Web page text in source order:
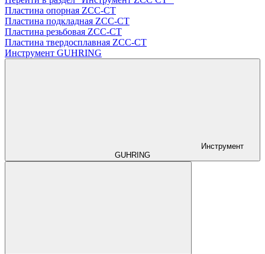
Пластина опорная ZCC-CT
Пластина подкладная ZCC-CT
Пластина резьбовая ZCC-CT
Пластина твердосплавная ZCC-CT
Инструмент GUHRING
Инструмент
GUHRING